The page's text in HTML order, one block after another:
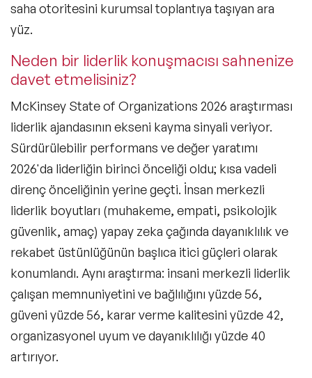
saha otoritesini kurumsal toplantıya taşıyan ara
yüz.
Neden bir liderlik konuşmacısı sahnenize
davet etmelisiniz?
McKinsey State of Organizations 2026 araştırması
liderlik ajandasının ekseni kayma sinyali veriyor.
Sürdürülebilir performans ve değer yaratımı
2026'da liderliğin birinci önceliği oldu; kısa vadeli
direnç önceliğinin yerine geçti. İnsan merkezli
liderlik boyutları (muhakeme, empati, psikolojik
güvenlik, amaç) yapay zeka çağında dayanıklılık ve
rekabet üstünlüğünün başlıca itici güçleri olarak
konumlandı. Aynı araştırma: insani merkezli liderlik
çalışan memnuniyetini ve bağlılığını yüzde 56,
güveni yüzde 56, karar verme kalitesini yüzde 42,
organizasyonel uyum ve dayanıklılığı yüzde 40
artırıyor.